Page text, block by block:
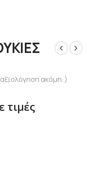
ακόμη. )
τιμές